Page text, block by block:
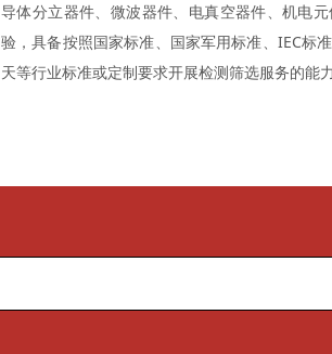
导体分立器件、微波器件、电真空器件、机电
验，具备按照国家标准、国家军用标准、IEC标
天等行业标准或定制要求开展检测筛选服务的能力